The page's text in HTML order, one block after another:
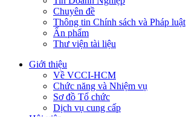
Chuyên đề
Thông tin Chính sách và Pháp luật
Ấn phẩm
Thư viện tài liệu
Giới thiệu
Về VCCI-HCM
Chức năng và Nhiệm vụ
Sơ đồ Tổ chức
Dịch vụ cung cấp